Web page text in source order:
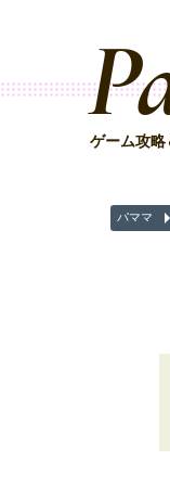
ゲーム攻
パママ